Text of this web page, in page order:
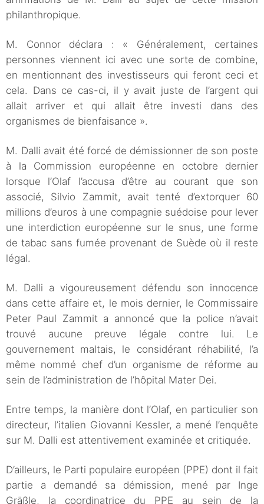
philanthropique.
M. Connor déclara : « Généralement, certaines
personnes viennent ici avec une sorte de combine,
en mentionnant des investisseurs qui feront ceci et
cela. Dans ce cas-ci, il y avait juste de l’argent qui
allait arriver et qui allait être investi dans des
organismes de bienfaisance ».
M. Dalli avait été forcé de démissionner de son poste
à la Commission européenne en octobre dernier
lorsque l’Olaf l’accusa d’être au courant que son
associé, Silvio Zammit, avait tenté d’extorquer 60
millions d’euros à une compagnie suédoise pour lever
une interdiction européenne sur le snus, une forme
de tabac sans fumée provenant de Suède où il reste
légal.
M. Dalli a vigoureusement défendu son innocence
dans cette affaire et, le mois dernier, le Commissaire
Peter Paul Zammit a annoncé que la police n’avait
trouvé aucune preuve légale contre lui. Le
gouvernement maltais, le considérant réhabilité, l’a
même nommé chef d’un organisme de réforme au
sein de l’administration de l’hôpital Mater Dei.
Entre temps, la manière dont l’Olaf, en particulier son
directeur, l’italien Giovanni Kessler, a mené l’enquête
sur M. Dalli est attentivement examinée et critiquée.
D’ailleurs, le Parti populaire européen (PPE) dont il fait
partie a demandé sa démission, mené par Inge
Gräßle, la coordinatrice du PPE au sein de la